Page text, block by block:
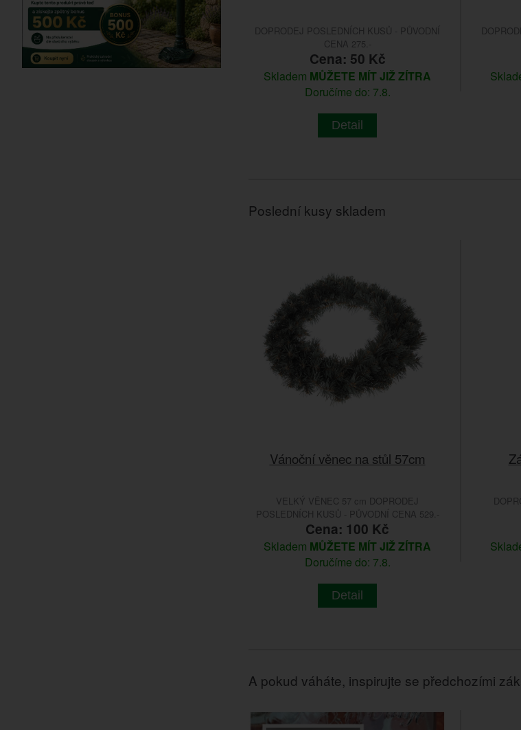
DOPRODEJ POSLEDNÍCH KUSŮ - PŮVODNÍ
CENA 275.-
Cena: 50 Kč
Skladem MŮŽETE MÍT JIŽ ZÍTRA
Doručíme do: 7.8.
Detail
Poslední kusy skladem
Vánoční věnec na stůl 57cm
VELKÝ VĚNEC 57 cm DOPRODEJ
POSLEDNÍCH KUSŮ - PŮVODNÍ CENA 529.-
Cena: 100 Kč
Skladem MŮŽETE MÍT JIŽ ZÍTRA
Doručíme do: 7.8.
Detail
A pokud váháte, inspirujte se předchozími